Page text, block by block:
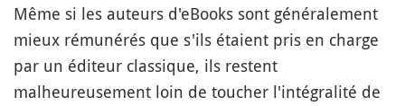
Même si les auteurs d'eBooks sont généralement
mieux rémunérés que s'ils étaient pris en charge
par un éditeur classique, ils restent
malheureusement loin de toucher l'intégralité de